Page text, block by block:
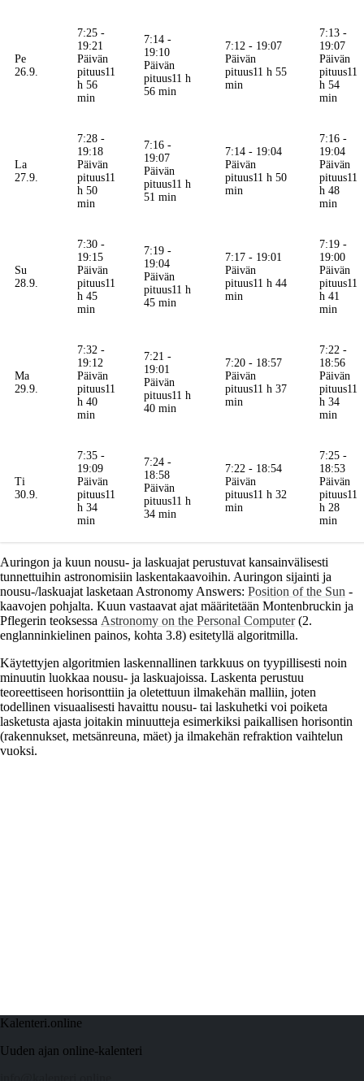
Pe
26.9.
7:25 -
19:21
Päivän
pituus11
h 56
min
7:14 -
19:10
Päivän
pituus11 h
56 min
7:12 - 19:07
Päivän
pituus11 h 55
min
7:13 -
19:07
Päivän
pituus11
h 54
min
La
27.9.
7:28 -
19:18
Päivän
pituus11
h 50
min
7:16 -
19:07
Päivän
pituus11 h
51 min
7:14 - 19:04
Päivän
pituus11 h 50
min
7:16 -
19:04
Päivän
pituus11
h 48
min
Su
28.9.
7:30 -
19:15
Päivän
pituus11
h 45
min
7:19 -
19:04
Päivän
pituus11 h
45 min
7:17 - 19:01
Päivän
pituus11 h 44
min
7:19 -
19:00
Päivän
pituus11
h 41
min
Ma
29.9.
7:32 -
19:12
Päivän
pituus11
h 40
min
7:21 -
19:01
Päivän
pituus11 h
40 min
7:20 - 18:57
Päivän
pituus11 h 37
min
7:22 -
18:56
Päivän
pituus11
h 34
min
Ti
30.9.
7:35 -
19:09
Päivän
pituus11
h 34
min
7:24 -
18:58
Päivän
pituus11 h
34 min
7:22 - 18:54
Päivän
pituus11 h 32
min
7:25 -
18:53
Päivän
pituus11
h 28
min
Auringon ja kuun nousu- ja laskuajat perustuvat kansainvälisesti
tunnettuihin astronomisiin laskentakaavoihin. Auringon sijainti ja
nousu-/laskuajat lasketaan Astronomy Answers: Position of the Sun -
kaavojen pohjalta. Kuun vastaavat ajat määritetään Montenbruckin ja
Pflegerin teoksessa Astronomy on the Personal Computer(2.
englanninkielinen painos, kohta 3.8) esitetyllä algoritmilla.
Käytettyjen algoritmien laskennallinen tarkkuus on tyypillisesti noin
minuutin luokkaa nousu- ja laskuajoissa. Laskenta perustuu
teoreettiseen horisonttiin ja oletettuun ilmakehän malliin, joten
todellinen visuaalisesti havaittu nousu- tai laskuhetki voi poiketa
lasketusta ajasta joitakin minuutteja esimerkiksi paikallisen horisontin
(rakennukset, metsänreuna, mäet) ja ilmakehän refraktion vaihtelun
vuoksi.
Kalenteri.online
Uuden ajan online-kalenteri